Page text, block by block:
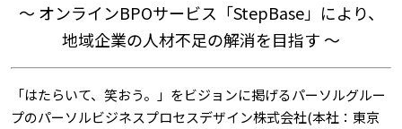
～ オンラインBPOサービス「StepBase」により、
地域企業の人材不足の解消を目指す ～
「はたらいて、笑おう。」をビジョンに掲げるパーソルグルー
プのパーソルビジネスプロセスデザイン株式会社(本社：東京